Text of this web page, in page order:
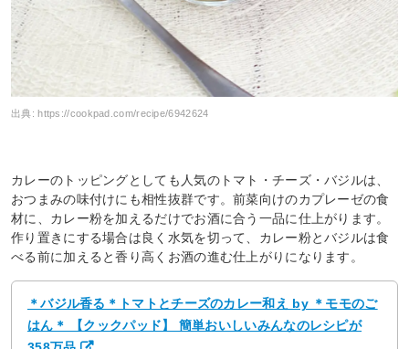
出典:https://cookpad.com/recipe/6942624
カレーのトッピングとしても人気のトマト・チーズ・バジルは、
おつまみの味付けにも相性抜群です。前菜向けのカプレーゼの食
材に、カレー粉を加えるだけでお酒に合う一品に仕上がります。
作り置きにする場合は良く水気を切って、カレー粉とバジルは食
べる前に加えると香り高くお酒の進む仕上がりになります。
＊バジル香る＊トマトとチーズのカレー和え by ＊モモのご
はん＊ 【クックパッド】 簡単おいしいみんなのレシピが